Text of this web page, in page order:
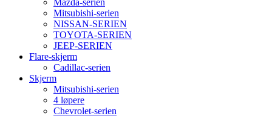
Mitsubishi-serien
NISSAN-SERIEN
TOYOTA-SERIEN
JEEP-SERIEN
Flare-skjerm
Cadillac-serien
Skjerm
Mitsubishi-serien
4 løpere
Chevrolet-serien